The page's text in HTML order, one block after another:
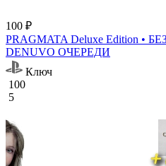
100 ₽
PRAGMATA Deluxe Edition •
DENUVO ОЧЕРЕДИ
Ключ
100
5